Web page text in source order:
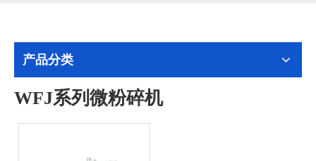
产品分类
WFJ系列微粉碎机